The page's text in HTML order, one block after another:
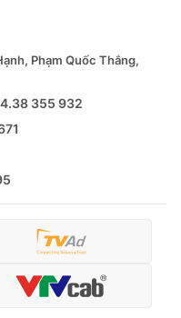
Phạm Quốc Thắng,
355 932